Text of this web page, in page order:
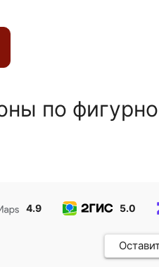
по
4.9 5.0